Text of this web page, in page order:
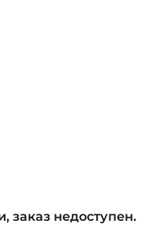
заказ недоступен.